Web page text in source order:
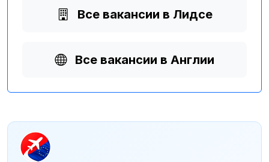
Все вакансии в Лидсе
Все вакансии в Англии